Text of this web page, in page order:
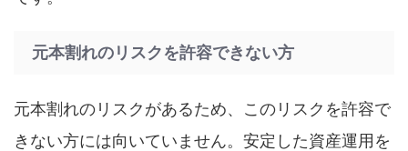
元本割れのリスクを許容できない方
元本割れのリスクがあるため、このリスクを許容で
きない方には向いていません。安定した資産運用を